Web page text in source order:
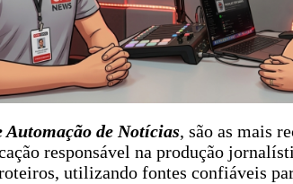
de Notícias, são as mais
responsável na produção
utilizando fontes confiáveis